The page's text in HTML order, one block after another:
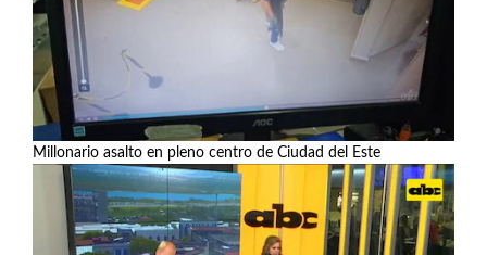
Millonario asalto en pleno centro de Ciudad del Este
Ver más